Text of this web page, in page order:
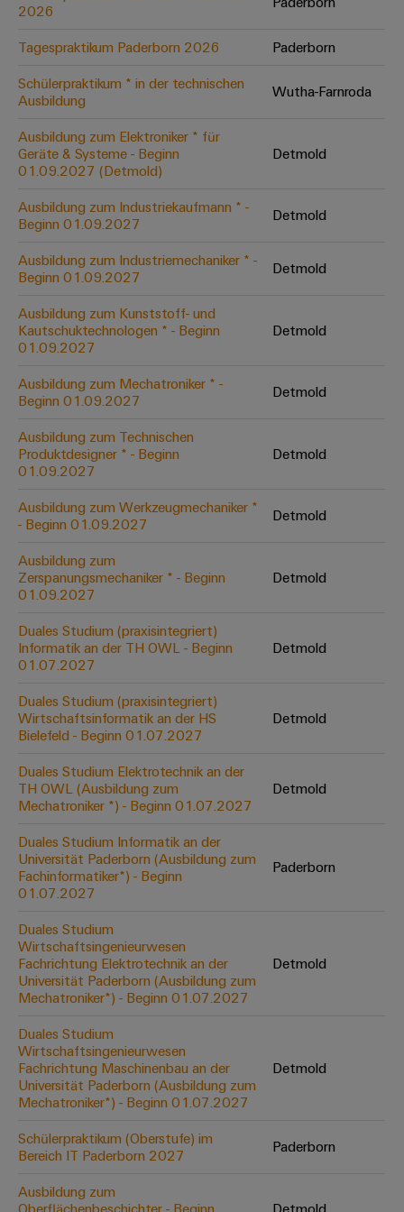
Geräte
Konventionelle
Energieerzeugung
für
bewährte
Energieerzeugung
Maschinenbau
Lösungen
verschiedene
Segmente
Maschinen
und
Fabrikautomation
Öl
&
Gas
Sicherer
Betrieb
vernetzten
Lösungen
die
Prozessindustrie
Mehr
Ressourceneffizienz
durch
Schaltschrankbau
Lösungen
die
Herausforderungen
im
Schienenfahrzeuge
Moderne
und
Lösungen
für
klimafreundliche
Mobilitat
im
Schiffbau
Umfassende
Verbindungslösungen
für
maritime
Industrie
Wasseraufbereitung
und
Dezentrale
Automatisierung
Energiemanagement-
IIoT
Automation
Industrial
Analytics
Industrial
Industrial
IoT
Industrial
Industrial
Service
Platform
easyConnect
Regler
Gerätehersteller
Leiterplattensteckverbinder
&
Leiterplattenklemmen
PCB
Connector
Services
Original
Equipment
Manufacturer
(OEM)
und
Überspannungsschutz
PV
Generatoranschlusskasten
Feldbusverteiler
Automatisierung
Software
I/O-
Systeme
Industrial
Touch-
Engineering-
Visualisierungstools
Energiemessung
und
Smart
Metering
Weidmüller
Industrial
Remote
Access
Cloud-
Services
Industrial
Platform
easyConnect
Werkstatt
&
Technischer
Produktkonformität
Engineering
Daten
Produktkataloge
Reparatur
und
Trainings
und
Webinare
Bestellmöglichkeiten
OCI-
EDI-
Schnittstelle
ALLE
SERVICES
Fachpressemeldungen
Pressekontakt
Unsere
Partner
IIoT
and
Automation
Partner
Netzwerk
IIoT
Automation
Solution
Partner
finden
Partner
Systemintegratoren
Messen
&
Globale
Messen
&
Events
Ausbildungs-
und
Studienplätze
Veranstaltungen
Aktuelle
Termine
Workshops
Schulklassen
Stellenbörse
Entwicklung
Unser
2026
Tagespraktikum Paderborn 2026
Paderborn
Schülerpraktikum * in der technischen
Ausbildung
Wutha-Farnroda
Ausbildung zum Elektroniker * für
Geräte & Systeme - Beginn
01.09.2027 (Detmold)
Detmold
Ausbildung zum Industriekaufmann * -
Beginn 01.09.2027
Detmold
Ausbildung zum Industriemechaniker * -
Beginn 01.09.2027
Detmold
Ausbildung zum Kunststoff- und
Kautschuktechnologen * - Beginn
01.09.2027
Detmold
Ausbildung zum Mechatroniker * -
Beginn 01.09.2027
Detmold
Ausbildung zum Technischen
Produktdesigner * - Beginn
01.09.2027
Detmold
Ausbildung zum Werkzeugmechaniker *
- Beginn 01.09.2027
Detmold
Ausbildung zum
Zerspanungsmechaniker * - Beginn
01.09.2027
Detmold
Duales Studium (praxisintegriert)
Informatik an der TH OWL - Beginn
01.07.2027
Detmold
Duales Studium (praxisintegriert)
Wirtschaftsinformatik an der HS
Bielefeld - Beginn 01.07.2027
Detmold
Duales Studium Elektrotechnik an der
TH OWL (Ausbildung zum
Mechatroniker *) - Beginn 01.07.2027
Detmold
Duales Studium Informatik an der
Universität Paderborn (Ausbildung zum
Fachinformatiker*) - Beginn
01.07.2027
Paderborn
Duales Studium
Wirtschaftsingenieurwesen
Fachrichtung Elektrotechnik an der
Universität Paderborn (Ausbildung zum
Mechatroniker*) - Beginn 01.07.2027
Detmold
Duales Studium
Wirtschaftsingenieurwesen
Fachrichtung Maschinenbau an der
Universität Paderborn (Ausbildung zum
Mechatroniker*) - Beginn 01.07.2027
Detmold
Schülerpraktikum (Oberstufe) im
Bereich IT Paderborn 2027
Paderborn
Ausbildung zum